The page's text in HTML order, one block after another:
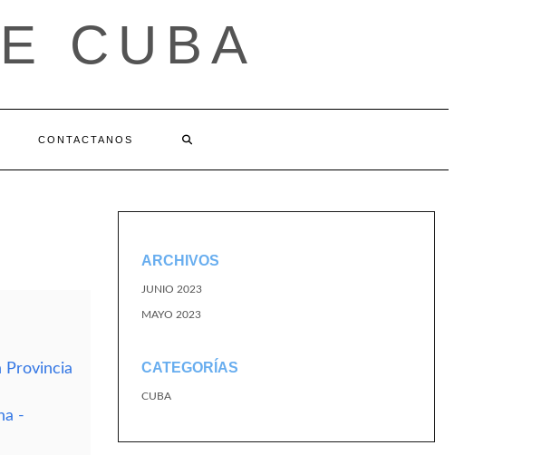
CUBA
CONTACTANOS
Provincia
-
ARCHIVOS
JUNIO 2023
MAYO 2023
CATEGORÍAS
CUBA